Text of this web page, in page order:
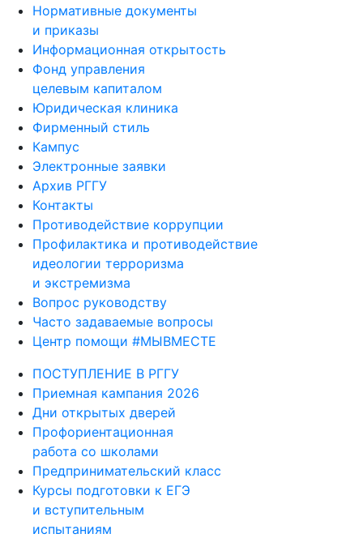
Нормативные документы
и приказы
Информационная открытость
Фонд управления
целевым капиталом
Юридическая клиника
Фирменный стиль
Кампус
Электронные заявки
Архив РГГУ
Контакты
Противодействие коррупции
Профилактика и противодействие
идеологии терроризма
и экстремизма
Вопрос руководству
Часто задаваемые вопросы
Центр помощи #МЫВМЕСТЕ
ПОСТУПЛЕНИЕ В РГГУ
Приемная кампания 2026
Дни открытых дверей
Профориентационная
работа со школами
Предпринимательский класс
Курсы подготовки к ЕГЭ
и вступительным
испытаниям